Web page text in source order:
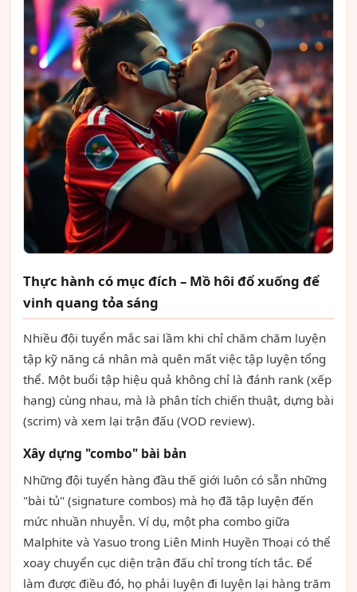
Thực hành có mục đích – Mồ hôi đổ xuống để
vinh quang tỏa sáng
Nhiều đội tuyển mắc sai lầm khi chỉ chăm chăm luyện
tập kỹ năng cá nhân mà quên mất việc tập luyện tổng
thể. Một buổi tập hiệu quả không chỉ là đánh rank (xếp
hạng) cùng nhau, mà là phân tích chiến thuật, dựng bài
(scrim) và xem lại trận đấu (VOD review).
Xây dựng "combo" bài bản
Những đội tuyển hàng đầu thế giới luôn có sẵn những
"bài tủ" (signature combos) mà họ đã tập luyện đến
mức nhuần nhuyễn. Ví dụ, một pha combo giữa
Malphite và Yasuo trong Liên Minh Huyền Thoại có thể
xoay chuyển cục diện trận đấu chỉ trong tích tắc. Để
làm được điều đó, họ phải luyện đi luyện lại hàng trăm